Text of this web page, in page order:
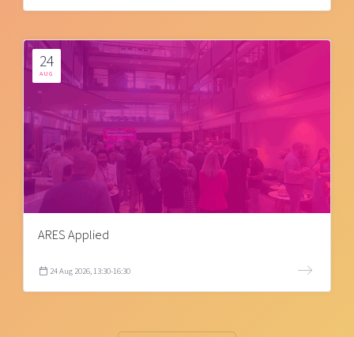
24
AUG
ARES Applied
24 Aug 2026, 13:30-16:30